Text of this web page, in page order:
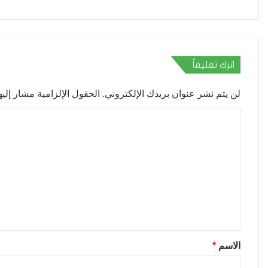
اترك تعليقاً
لن يتم نشر عنوان بريدك الإلكتروني. الحقول الإلزامية مشار
*الاسم *